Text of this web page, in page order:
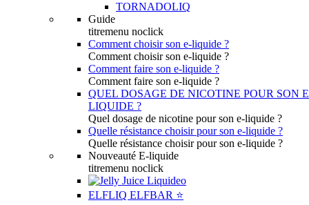
TORNADOLIQ
Guide
titremenu noclick
Comment choisir son e-liquide ?
Comment choisir son e-liquide ?
Comment faire son e-liquide ?
Comment faire son e-liquide ?
QUEL DOSAGE DE NICOTINE POUR SON
LIQUIDE ?
Quel dosage de nicotine pour son e-liquide ?
Quelle résistance choisir pour son e-liquide ?
Quelle résistance choisir pour son e-liquide ?
Nouveauté E-liquide
titremenu noclick
ELFLIQ ELFBAR ⭐️